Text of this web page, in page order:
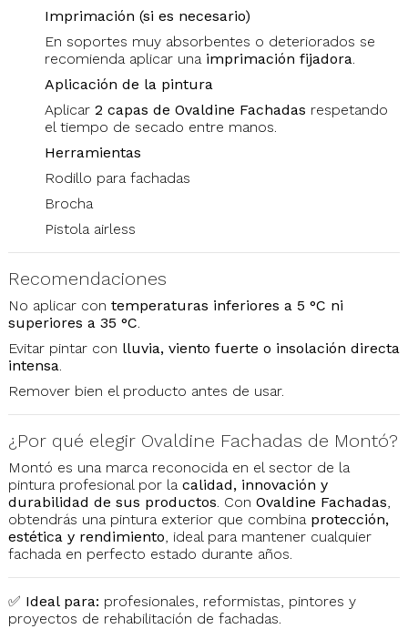
Imprimación (si es necesario)
En soportes muy absorbentes o deteriorados se
recomienda aplicar una imprimación fijadora.
Aplicación de la pintura
Aplicar 2 capas de Ovaldine Fachadas respetando
el tiempo de secado entre manos.
Herramientas
Rodillo para fachadas
Brocha
Pistola airless
Recomendaciones
No aplicar con temperaturas inferiores a 5 °C ni
superiores a 35 °C.
Evitar pintar con lluvia, viento fuerte o insolación directa
intensa.
Remover bien el producto antes de usar.
¿Por qué elegir Ovaldine Fachadas de Montó?
Montó es una marca reconocida en el sector de la
pintura profesional por la calidad, innovación y
durabilidad de sus productos. Con Ovaldine Fachadas,
obtendrás una pintura exterior que combina protección,
estética y rendimiento, ideal para mantener cualquier
fachada en perfecto estado durante años.
✅ Ideal para: profesionales, reformistas, pintores y
proyectos de rehabilitación de fachadas.